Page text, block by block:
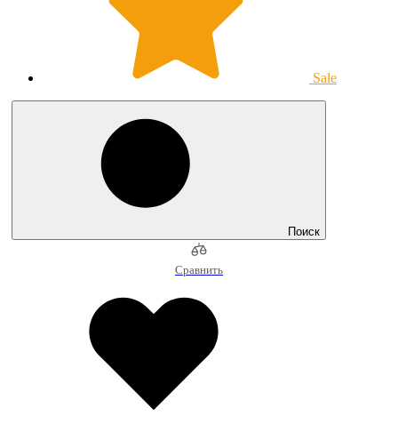
Sale
Поиск
Сравнить